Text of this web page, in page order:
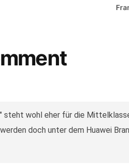
steht wohl eher für die
doch unter dem Huawei